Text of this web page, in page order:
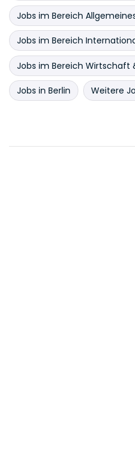
Jobs im Bereich
Jobs im Bereich
Jobs im Bereich Wirtschaft
Jobs in Berlin Weitere